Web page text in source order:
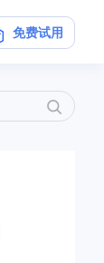
免费试用